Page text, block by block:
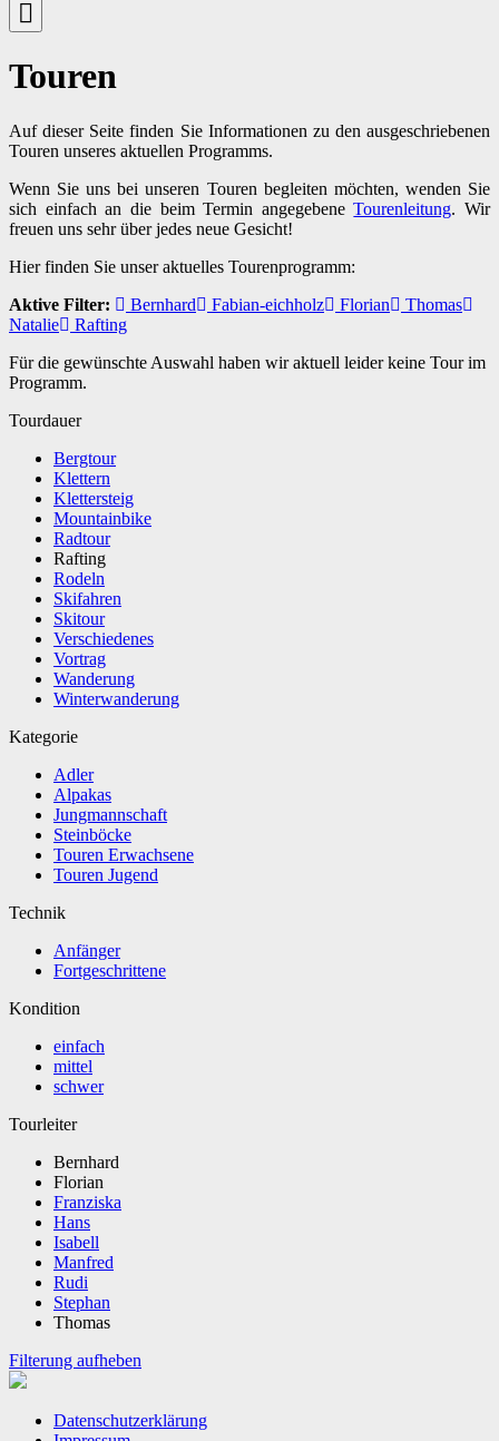
Touren
Auf dieser Seite finden Sie Informationen zu den ausgeschriebenen
Touren unseres aktuellen Programms.
Wenn Sie uns bei unseren Touren begleiten möchten, wenden Sie
sich einfach an die beim Termin angegebeneTourenleitung. Wir
freuen uns sehr über jedes neue Gesicht!
Hier finden Sie unser aktuelles Tourenprogramm:
Aktive Filter:
Bernhard Fabian-eichholz Florian
Thomas
Natalie
Rafting
Für die gewünschte Auswahl haben wir aktuell leider keine Tour im
Programm.
Tourdauer
Bergtour
Klettern
Klettersteig
Mountainbike
Radtour
Rafting
Rodeln
Skifahren
Skitour
Verschiedenes
Vortrag
Wanderung
Winterwanderung
Kategorie
Adler
Alpakas
Jungmannschaft
Steinböcke
Touren Erwachsene
Touren Jugend
Technik
Anfänger
Fortgeschrittene
Kondition
einfach
mittel
schwer
Tourleiter
Bernhard
Florian
Franziska
Hans
Isabell
Manfred
Rudi
Stephan
Thomas
Filterung aufheben
Datenschutzerklärung